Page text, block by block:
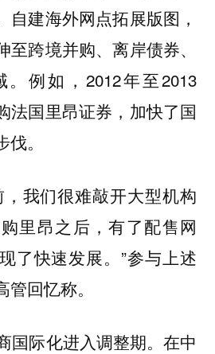
自建海外网点拓展版图，
跨境并购、离岸债券、
例如，2012年至2013
法国里昂证券，加快了国
。
我们很难敲开大型机构
里昂之后，有了配售网
了快速发展。”参与上述
管回忆称。
国际化进入调整期。在中